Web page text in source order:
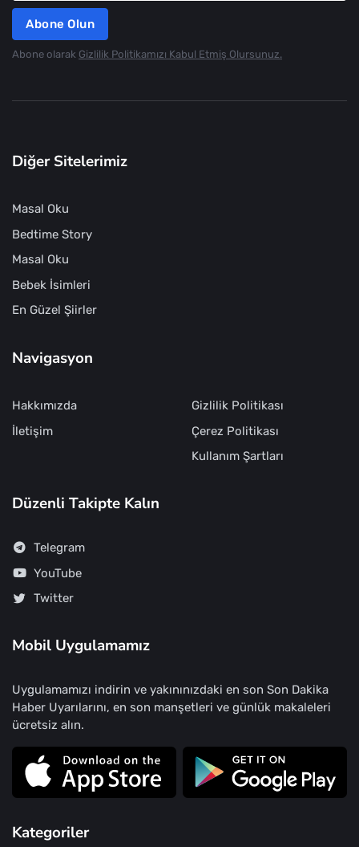
Abone Olun
Abone olarak Gizlilik Politikamızı Kabul Etmiş Olursunuz.
Diğer Sitelerimiz
Masal Oku
Bedtime Story
Masal Oku
Bebek İsimleri
En Güzel Şiirler
Navigasyon
Hakkımızda
İletişim
Gizlilik Politikası
Çerez Politikası
Kullanım Şartları
Düzenli Takipte Kalın
Telegram
YouTube
Twitter
Mobil Uygulamamız
Uygulamamızı indirin ve yakınınızdaki en son Son Dakika
Haber Uyarılarını, en son manşetleri ve günlük makaleleri
ücretsiz alın.
Kategoriler